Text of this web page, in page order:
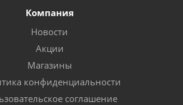
Компания
Новости
Акции
Магазины
конфиденциальности
соглашение